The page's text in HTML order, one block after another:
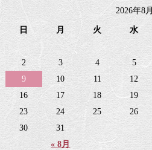
2026年8月
日 月 火 水
« 8月
2
3 4 5
9
10 11 12
16
17 18 19
23
24 25 26
30
31